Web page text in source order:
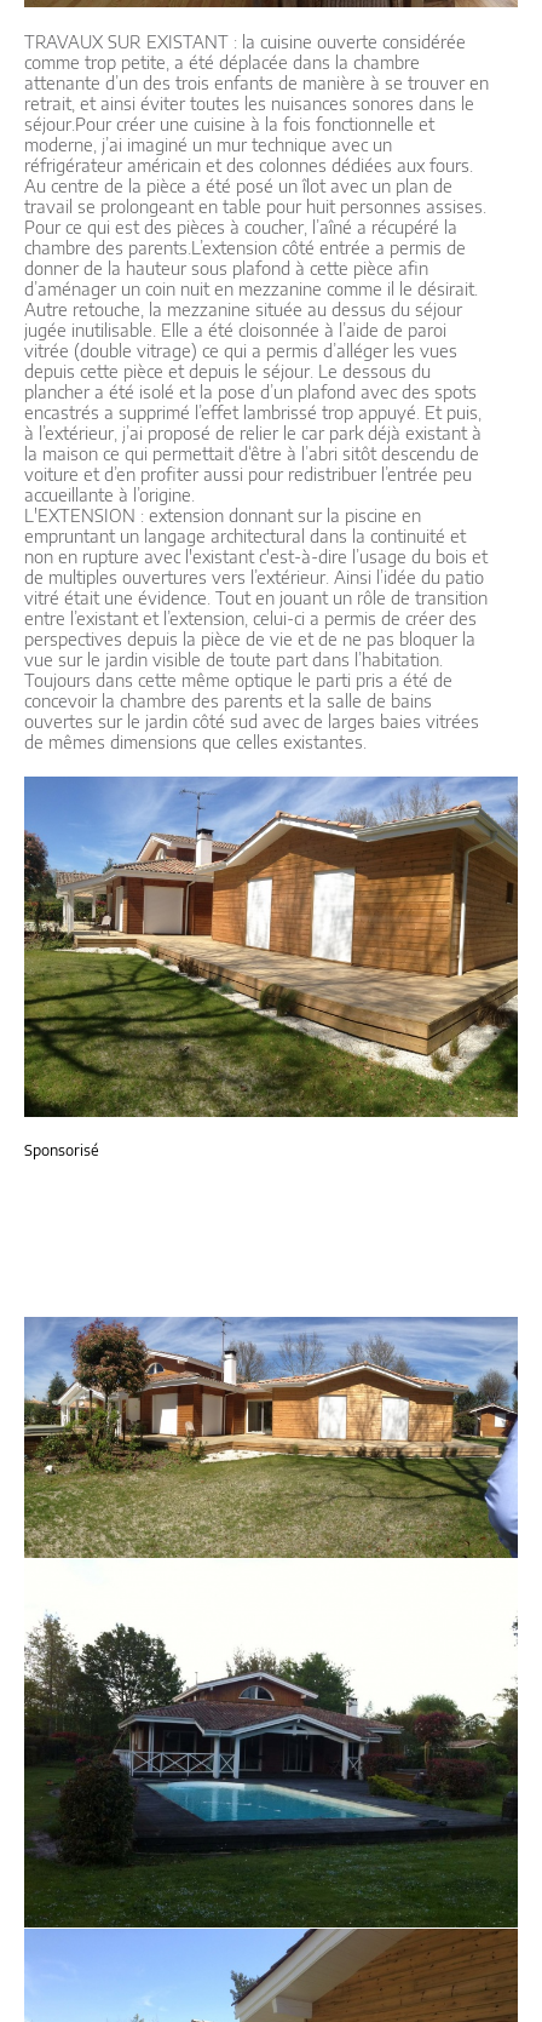
TRAVAUX SUR EXISTANT : la cuisine ouverte considérée
comme trop petite, a été déplacée dans la chambre
attenante d’un des trois enfants de manière à se trouver en
retrait, et ainsi éviter toutes les nuisances sonores dans le
séjour.Pour créer une cuisine à la fois fonctionnelle et
moderne, j’ai imaginé un mur technique avec un
réfrigérateur américain et des colonnes dédiées aux fours.
Au centre de la pièce a été posé un îlot avec un plan de
travail se prolongeant en table pour huit personnes assises.
Pour ce qui est des pièces à coucher, l’aîné a récupéré la
chambre des parents.L’extension côté entrée a permis de
donner de la hauteur sous plafond à cette pièce afin
d’aménager un coin nuit en mezzanine comme il le désirait.
Autre retouche, la mezzanine située au dessus du séjour
jugée inutilisable. Elle a été cloisonnée à l’aide de paroi
vitrée (double vitrage) ce qui a permis d’alléger les vues
depuis cette pièce et depuis le séjour. Le dessous du
plancher a été isolé et la pose d’un plafond avec des spots
encastrés a supprimé l’effet lambrissé trop appuyé. Et puis,
à l’extérieur, j’ai proposé de relier le car park déjà existant à
la maison ce qui permettait d‘être à l’abri sitôt descendu de
voiture et d’en profiter aussi pour redistribuer l’entrée peu
accueillante à l’origine.
L'EXTENSION : extension donnant sur la piscine en
empruntant un langage architectural dans la continuité et
non en rupture avec l'existant c'est-à-dire l’usage du bois et
de multiples ouvertures vers l’extérieur. Ainsi l’idée du patio
vitré était une évidence. Tout en jouant un rôle de transition
entre l’existant et l’extension, celui-ci a permis de créer des
perspectives depuis la pièce de vie et de ne pas bloquer la
vue sur le jardin visible de toute part dans l’habitation.
Toujours dans cette même optique le parti pris a été de
concevoir la chambre des parents et la salle de bains
ouvertes sur le jardin côté sud avec de larges baies vitrées
de mêmes dimensions que celles existantes.
Sponsorisé